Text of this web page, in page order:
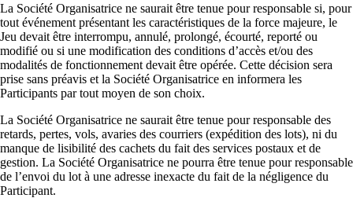
La Société Organisatrice ne saurait être tenue pour responsable si, pour
tout événement présentant les caractéristiques de la force majeure, le
Jeu devait être interrompu, annulé, prolongé, écourté, reporté ou
modifié ou si une modification des conditions d’accès et/ou des
modalités de fonctionnement devait être opérée. Cette décision sera
prise sans préavis et la Société Organisatrice en informera les
Participants par tout moyen de son choix.
La Société Organisatrice ne saurait être tenue pour responsable des
retards, pertes, vols, avaries des courriers (expédition des lots), ni du
manque de lisibilité des cachets du fait des services postaux et de
gestion. La Société Organisatrice ne pourra être tenue pour responsable
de l’envoi du lot à une adresse inexacte du fait de la négligence du
Participant.